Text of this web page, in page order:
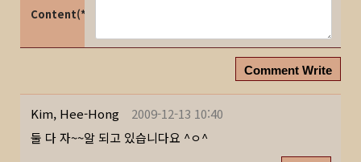
Content(*)
Comment Write
Kim, Hee-Hong
2009-12-13 10:40
둘 다 자~~알 되고 있습니다요 ^ㅇ^